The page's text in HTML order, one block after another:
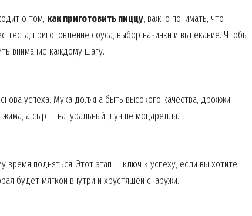
о том, как приготовить пиццу, важно понимать, что
теста, приготовление соуса, выбор начинки и выпекание. Чтобы
внимание каждому шагу.
успеха. Мука должна быть высокого качества, дрожжи
а сыр — натуральный, лучше моцарелла.
время подняться. Этот этап — ключ к успеху, если вы хотите
будет мягкой внутри и хрустящей снаружи.